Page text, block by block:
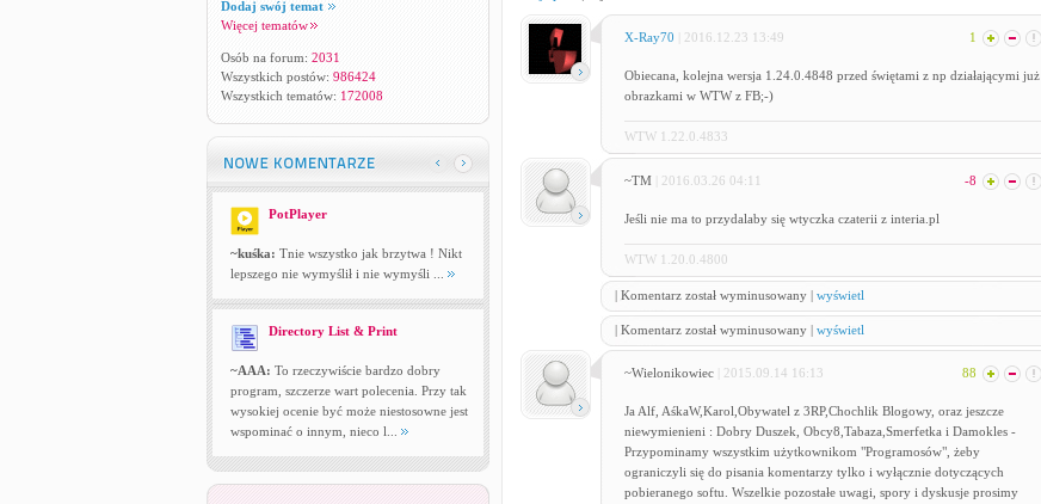
Dodaj swój temat
Więcej tematów
Osób na forum: 2031
Wszystkich postów: 986424
Wszystkich tematów: 172008
PotPlayer
~kuśka: Tnie wszystko jak brzytwa ! Nikt
lepszego nie wymyślił i nie wymyśli ...
Directory List & Print
~AAA: To rzeczywiście bardzo dobry
program, szczerze wart polecenia. Przy tak
wysokiej ocenie być może niestosowne jest
wspominać o innym, nieco l...
X-Ray70 | 2016.12.23 13:49 1
Obiecana, kolejna wersja 1.24.0.4848 przed świętami z np działającymi już
obrazkami w WTW z FB;-)
WTW 1.22.0.4833
~TM | 2016.03.26 04:11 -8
Jeśli nie ma to przydalaby się wtyczka czaterii z interia.pl
WTW 1.20.0.4800
| Komentarz został wyminusowany | wyświetl
| Komentarz został wyminusowany | wyświetl
~Wielonikowiec | 2015.09.14 16:13 88
Ja Alf, AśkaW,Karol,Obywatel z 3RP,Chochlik Blogowy, oraz jeszcze
niewymienieni : Dobry Duszek, Obcy8,Tabaza,Smerfetka i Damokles -
Przypominamy wszystkim użytkownikom "Programosów", żeby
ograniczyli się do pisania komentarzy tylko i wyłącznie dotyczących
pobieranego softu. Wszelkie pozostałe uwagi, spory i dyskusje prosimy